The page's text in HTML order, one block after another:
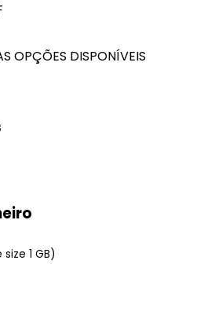
OPÇÕES DISPONÍVEIS
1 GB)